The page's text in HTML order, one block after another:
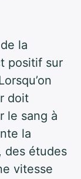
de la
positif sur
doit
le sang à
la
des études
vitesse